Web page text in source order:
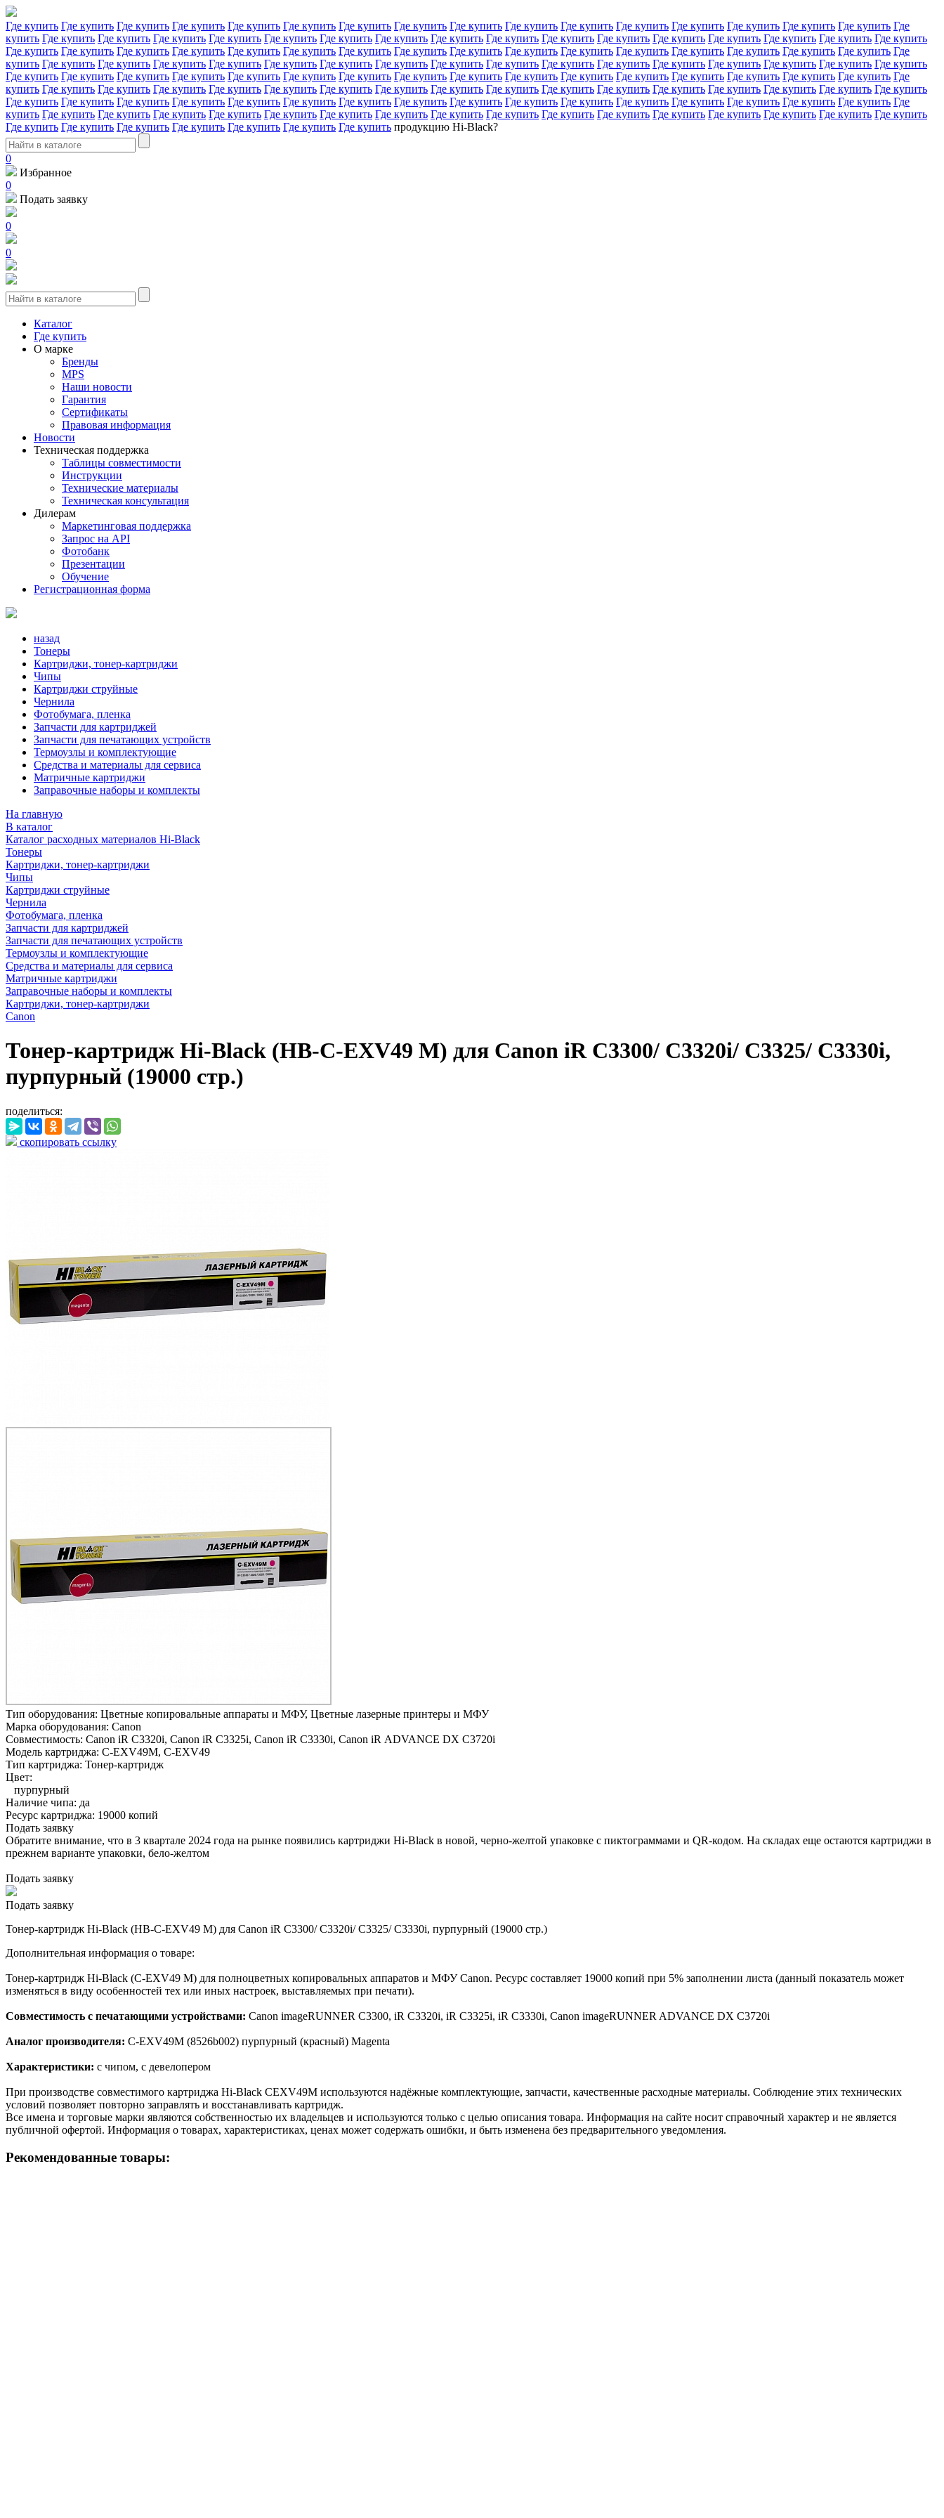
Где купить Где купить Где купить Где купить Где купить Где купить Где купить Где купить Где купить Где купить Где купить Где купить Где купить Где купить Где купить Где купить Где
купить Где купить Где купить Где купить Где купить Где купить Где купить Где купить Где купить Где купить Где купить Где купить Где купить Где купить Где купить Где купить Где купить
Где купить Где купить Где купить Где купить Где купить Где купить Где купить Где купить Где купить Где купить Где купить Где купить Где купить Где купить Где купить Где купить Где
купить Где купить Где купить Где купить Где купить Где купить Где купить Где купить Где купить Где купить Где купить Где купить Где купить Где купить Где купить Где купить Где купить
Где купить Где купить Где купить Где купить Где купить Где купить Где купить Где купить Где купить Где купить Где купить Где купить Где купить Где купить Где купить Где купить Где
купить Где купить Где купить Где купить Где купить Где купить Где купить Где купить Где купить Где купить Где купить Где купить Где купить Где купить Где купить Где купить Где купить
Где купить Где купить Где купить Где купить Где купить Где купить Где купить Где купить Где купить Где купить Где купить Где купить Где купить Где купить Где купить Где купить Где
купить Где купить Где купить Где купить Где купить Где купить Где купить Где купить Где купить Где купить Где купить Где купить Где купить Где купить Где купить Где купить Где купить
Где купить Где купить Где купить Где купить Где купить Где купить Где купить продукцию Hi-Black?
0
Избранное
0
Подать заявку
0
0
Каталог
Где купить
О марке
Бренды
MPS
Наши новости
Гарантия
Сертификаты
Правовая информация
Новости
Техническая поддержка
Таблицы совместимости
Инструкции
Технические материалы
Техническая консультация
Дилерам
Маркетинговая поддержка
Запрос на API
Фотобанк
Презентации
Обучение
Регистрационная форма
назад
Тонеры
Картриджи, тонер-картриджи
Чипы
Картриджи струйные
Чернила
Фотобумага, пленка
Запчасти для картриджей
Запчасти для печатающих устройств
Термоузлы и комплектующие
Средства и материалы для сервиса
Матричные картриджи
Заправочные наборы и комплекты
На главную
В каталог
Каталог расходных материалов Hi-Black
Тонеры
Картриджи, тонер-картриджи
Чипы
Картриджи струйные
Чернила
Фотобумага, пленка
Запчасти для картриджей
Запчасти для печатающих устройств
Термоузлы и комплектующие
Средства и материалы для сервиса
Матричные картриджи
Заправочные наборы и комплекты
Картриджи, тонер-картриджи
Canon
Тонер-картридж Hi-Black (HB-C-EXV49 M) для Canon iR C3300/ C3320i/ C3325/ C3330i,
пурпурный (19000 стр.)
поделиться:
скопировать ссылку
Тип оборудования: Цветные копировальные аппараты и МФУ, Цветные лазерные принтеры и МФУ
Марка оборудования: Canon
Совместимость: Canon iR C3320i, Canon iR C3325i, Canon iR C3330i, Canon iR ADVANCE DX C3720i
Модель картриджа: C-EXV49M, C-EXV49
Тип картриджа: Тонер-картридж
Цвет:
пурпурный
Наличие чипа: да
Ресурс картриджа: 19000 копий
Подать заявку
Обратите внимание, что в 3 квартале 2024 года на рынке появились картриджи Hi-Black в новой, черно-желтой упаковке с пиктограммами и QR-кодом. На складах еще остаются картриджи в
прежнем варианте упаковки, бело-желтом
Подать заявку
Подать заявку
Тонер-картридж Hi-Black (HB-C-EXV49 M) для Canon iR C3300/ C3320i/ C3325/ C3330i, пурпурный (19000 стр.)
Дополнительная информация о товаре:
Тонер-картридж Hi-Black (C-EXV49 M) для полноцветных копировальных аппаратов и МФУ Canon. Ресурс составляет 19000 копий при 5% заполнении листа (данный показатель может
изменяться в виду особенностей тех или иных настроек, выставляемых при печати).
Совместимость с печатающими устройствами: Canon imageRUNNER C3300, iR C3320i, iR C3325i, iR C3330i, Canon imageRUNNER ADVANCE DX C3720i
Аналог производителя: C-EXV49M (8526b002) пурпурный (красный) Magenta
Характеристики: с чипом, с девелопером
При производстве совместимого картриджа Hi-Black CEXV49M используются надёжные комплектующие, запчасти, качественные расходные материалы. Соблюдение этих технических
условий позволяет повторно заправлять и восстанавливать картридж.
Все имена и торговые марки являются собственностью их владельцев и используются только с целью описания товара. Информация на сайте носит справочный характер и не является
публичной офертой. Информация о товарах, характеристиках, ценах может содержать ошибки, и быть изменена без предварительного уведомления.
Рекомендованные товары: